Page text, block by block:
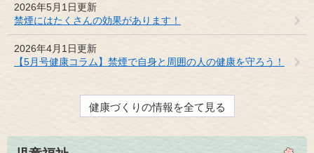
2026年5月1日更新
禁煙にはたくさんの効果があります！
2026年4月1日更新
【5月号健康コラム】禁煙で自身と周囲の人の健康を守ろう！
健康づくりの情報を全て見る